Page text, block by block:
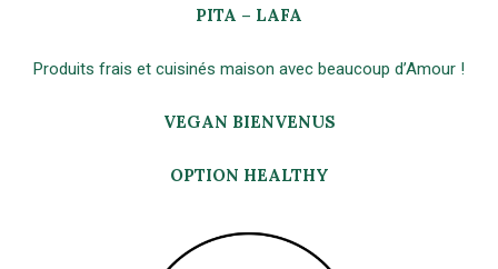
PITA – LAFA
Produits frais et cuisinés maison avec beaucoup d’Amour !
VEGAN BIENVENUS
OPTION HEALTHY